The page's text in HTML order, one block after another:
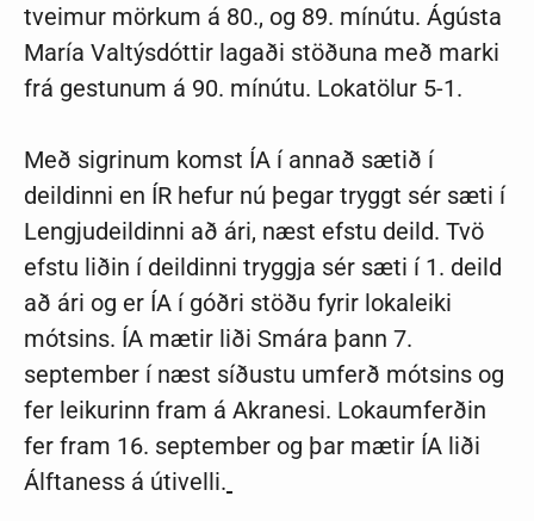
tveimur mörkum á 80., og 89. mínútu. Ágústa
María Valtýsdóttir lagaði stöðuna með marki
frá gestunum á 90. mínútu. Lokatölur 5-1.
Með sigrinum komst ÍA í annað sætið í
deildinni en ÍR hefur nú þegar tryggt sér sæti í
Lengjudeildinni að ári, næst efstu deild. Tvö
efstu liðin í deildinni tryggja sér sæti í 1. deild
að ári og er ÍA í góðri stöðu fyrir lokaleiki
mótsins. ÍA mætir liði Smára þann 7.
september í næst síðustu umferð mótsins og
fer leikurinn fram á Akranesi. Lokaumferðin
fer fram 16. september og þar mætir ÍA liði
Álftaness á útivelli.